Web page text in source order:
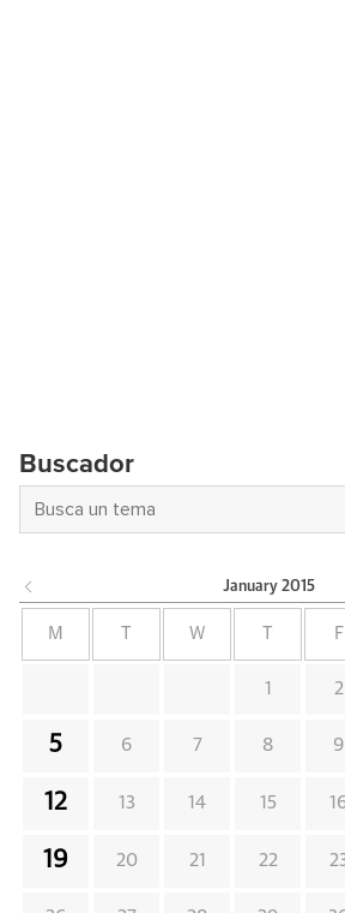
Buscador
January 2015
M W F
1 2
5 6 7 8 9
12 13 14 15
19 20 21 22